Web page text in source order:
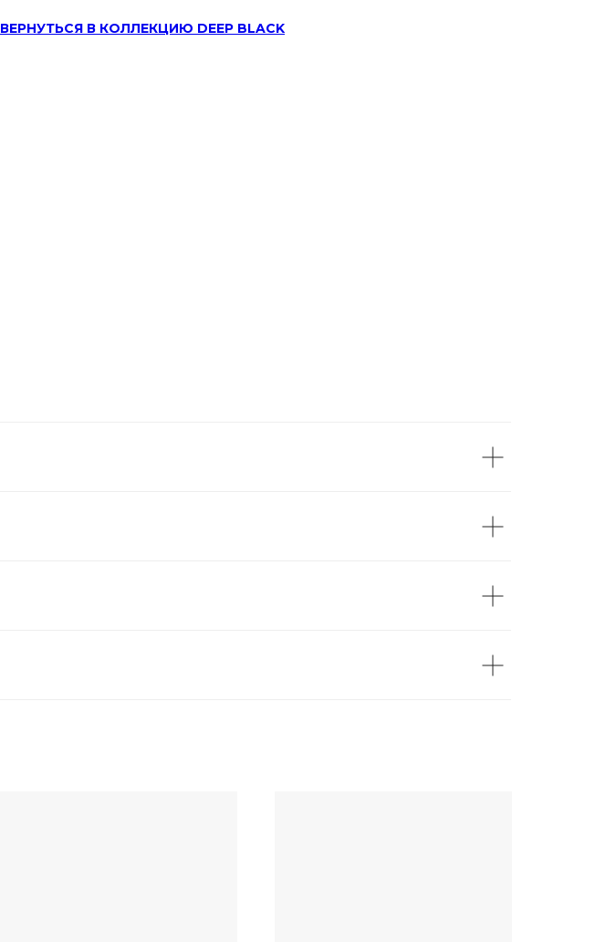
ВЕРНУТЬСЯ В КОЛЛЕКЦИЮ DEEP BLACK